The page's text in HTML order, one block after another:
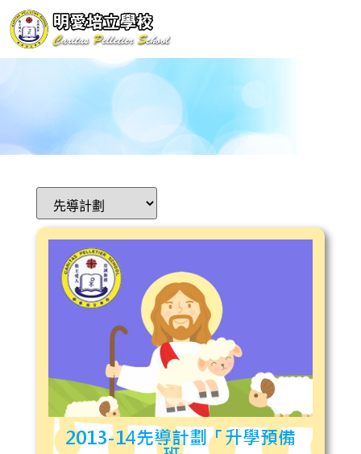
2013-14先導計劃「升學預備